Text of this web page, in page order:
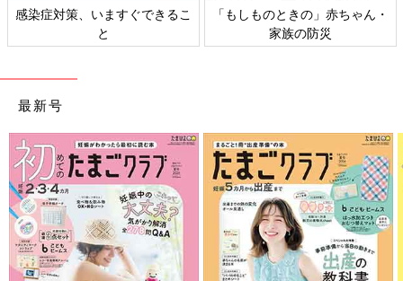
染症対策、いますぐできるこ
「もしものときの」赤ちゃん・
家族の防災
最新号